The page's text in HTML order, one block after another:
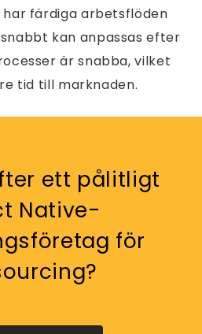
färdiga arbetsflöden
kan anpassas efter
är snabba, vilket
tid till marknaden.
ett pålitligt
Native-
för